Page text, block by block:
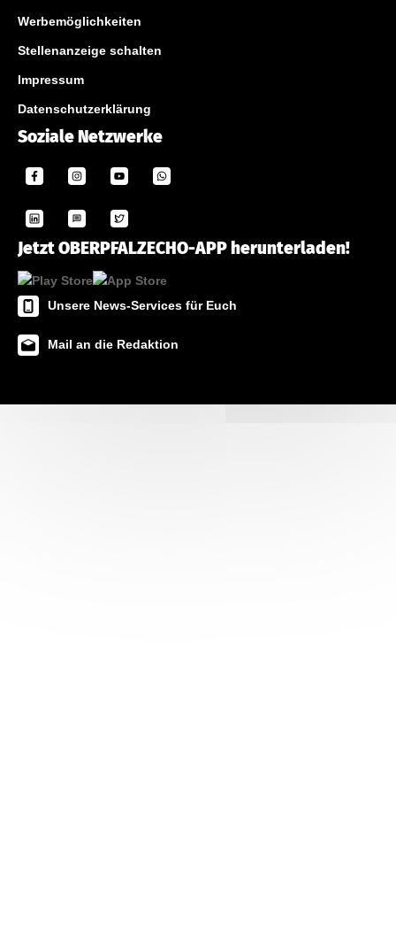
Werbemöglichkeiten
Stellenanzeige schalten
Impressum
Datenschutzerklärung
Soziale Netzwerke
Jetzt OBERPFALZECHO-APP herunterladen!
Unsere News-Services für Euch
Mail an die Redaktion